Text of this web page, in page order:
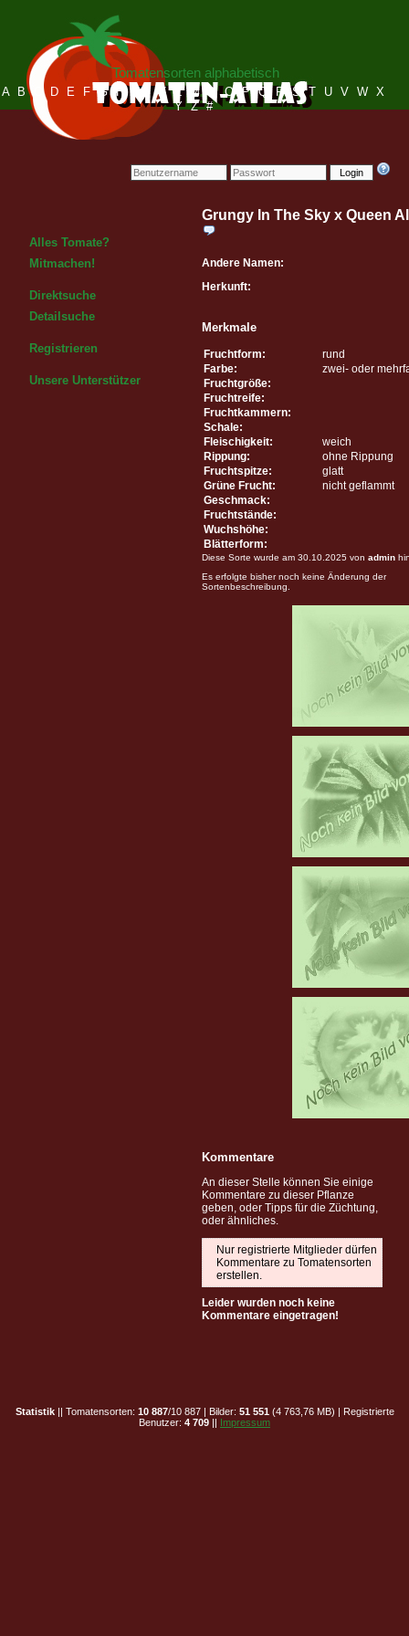
Login
Tomatensorten alphabetisch
A B C D E F G H I J K L M N O P Q R S T U V W X
Y Z #
Alles Tomate?
Mitmachen!
Direktsuche
Detailsuche
Registrieren
Unsere Unterstützer
Grungy In The Sky x Queen
Andere Namen:
Herkunft:
Merkmale
Fruchtform:
rund
Farbe:
zwei- oder
Fruchtgröße:
Fruchtreife:
Fruchtkammern:
Schale:
Fleischigkeit:
weich
Rippung:
ohne Rippung
Fruchtspitze:
glatt
Grüne Frucht:
nicht geflammt
Geschmack:
Fruchtstände:
Wuchshöhe:
Blätterform:
Diese Sorte wurde am 30.10.2025 von admin
Es erfolgte bisher noch keine Änderung der
Sortenbeschreibung.
Kommentare
An dieser Stelle können Sie einige
Kommentare zu dieser Pflanze
geben, oder Tipps für die Züchtung,
oder ähnliches.
Nur registrierte Mitglieder dürfen
Kommentare zu Tomatensorten
erstellen.
Leider wurden noch keine
Kommentare eingetragen!
Statistik|| Tomatensorten: 10 887/10 887 | Bilder: 51 551 (4 763,76 MB) | Registrierte
Benutzer: 4 709 || Impressum